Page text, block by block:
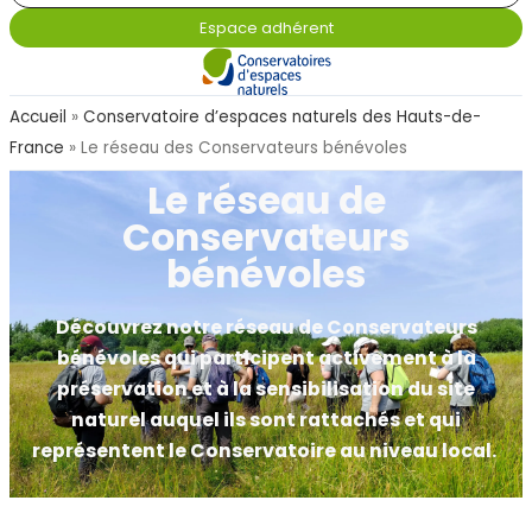
Espace adhérent
Accueil » Conservatoire d’espaces naturels des Hauts-de-
France » Le réseau des Conservateurs bénévoles
Le réseau de
Conservateurs
bénévoles
Découvrez notre réseau de Conservateurs
bénévoles qui participent activement à la
préservation et à la sensibilisation du site
naturel auquel ils sont rattachés et qui
représentent le Conservatoire au niveau local.